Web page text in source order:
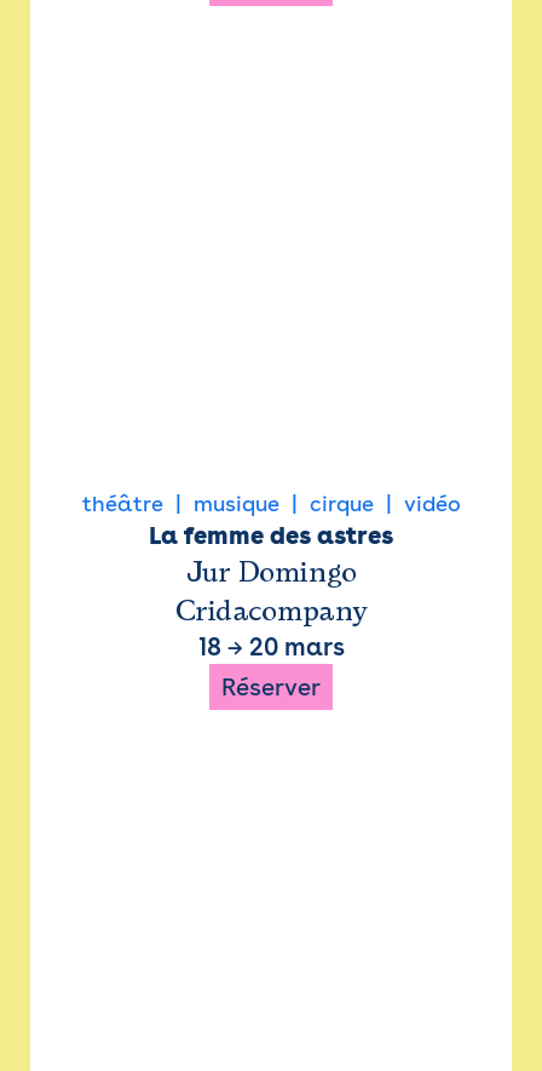
théâtre musique cirque vidéo
La femme des astres
Jur Domingo
Cridacompany
18 → 20 mars
Réserver